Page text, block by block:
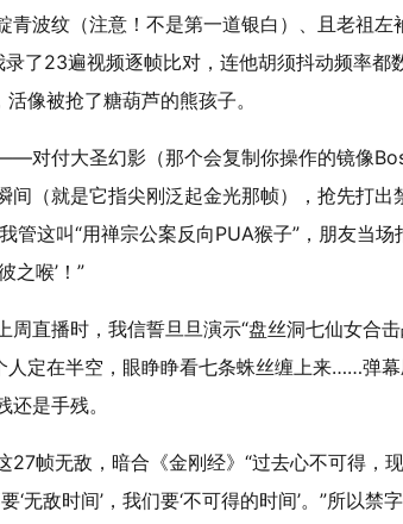
青波纹（注意！不是第一道银白）、且老祖
录了23遍视频逐帧比对，连他胡须抖动频率
活像被抢了糖葫芦的熊孩子。
对付大圣幻影（那个会复制你操作的镜像
间（就是它指尖刚泛起金光那帧），抢先打
这叫“用禅宗公案反向PUA猴子”，朋友当场
之喉’！”
周直播时，我信誓旦旦演示“盘丝洞七仙女合
人定在半空，眼睁睁看七条蛛丝缠上来……弹
是手残。
27帧无敌，暗合《金刚经》“过去心不可得，
‘无敌时间’，我们要‘不可得的时间’。”所以